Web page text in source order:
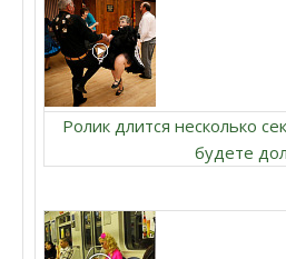
Ролик длится несколько
будете